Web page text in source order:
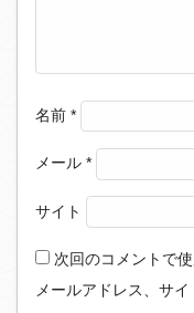
名前 *
メール *
サイト
次回のコメントで
メールアドレス、サイ